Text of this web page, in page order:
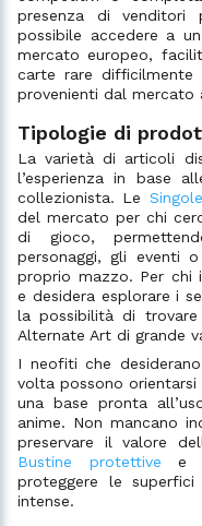
presenza di venditori
possibile accedere a
mercato europeo,
carte rare difficilmente
provenienti dal mercato
Tipologie di
La varietà di articoli
l’esperienza in base
collezionista. Le
del mercato per chi
di gioco,
personaggi, gli eventi
proprio mazzo. Per chi
e desidera esplorare i
la possibilità di
Alternate Art di grande
I neofiti che
volta possono orientarsi
una base pronta
anime. Non mancano
preservare il valore
Bustine protettive e
proteggere le
intense.